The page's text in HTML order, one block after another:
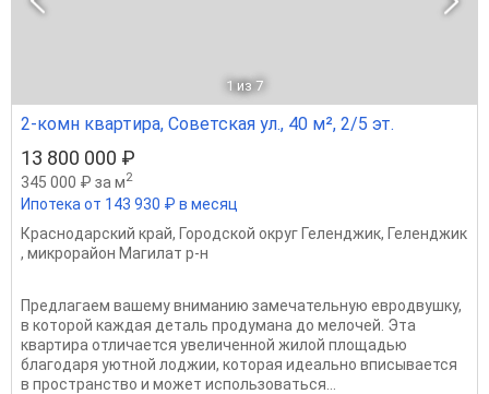
1 из 7
2-комн квартира, Советская ул., 40 м², 2/5 эт.
13 800 000 ₽
345 000 ₽ за м2
Ипотека от 143 930 ₽ в месяц
Краснодарский край, Городской округ Геленджик, Геленджик
, микрорайон Магилат р-н
Предлагаем вашему вниманию замечательную евродвушку,
в которой каждая деталь продумана до мелочей. Эта
квартира отличается увеличенной жилой площадью
благодаря уютной лоджии, которая идеально вписывается
в пространство и может использоваться...